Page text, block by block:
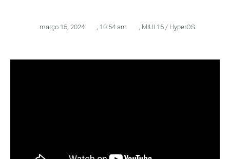
março 15, 2024 , 10:54 am , MIUI 15 / HyperOS